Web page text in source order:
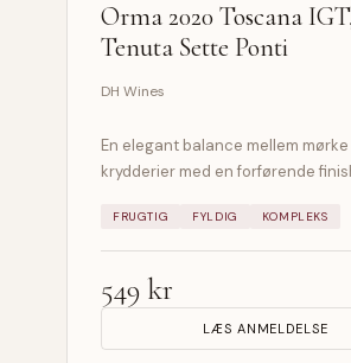
Orma 2020 Toscana
Tenuta Sette Ponti
DH Wines
En elegant balance mellem
krydderier med en forførende
FRUGTIG FYLDIG KOMPLEKS
549 kr
LÆS ANMELDELSE